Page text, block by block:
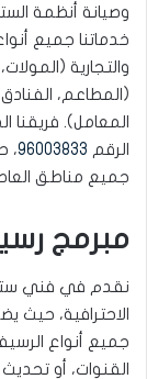
وصيانة أنظمة
خدماتنا جميع
والتجارية
(المطاعم،
المعامل).
الرقم 96003833،
جميع مناطق
مبرمج
نقدم في فني
الاحترافية،
جميع أنواع
القنوات، أو